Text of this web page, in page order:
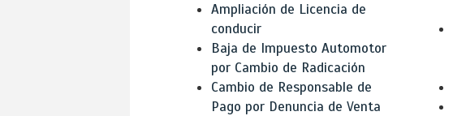
Ampliación de Licencia de
conducir
Baja de Impuesto Automotor
por Cambio de Radicación
Cambio de Responsable de
Pago por Denuncia de Venta